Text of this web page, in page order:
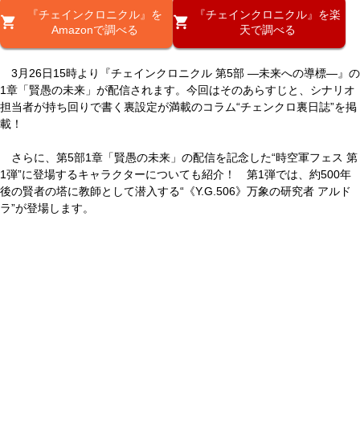
『チェインクロニクル』を
Amazonで調べる
『チェインクロニクル』を楽
天で調べる
3月26日15時より『チェインクロニクル 第5部 ―未来への導標―』の
1章「賢愚の未来」が配信されます。今回はそのあらすじと、シナリオ
担当者が持ち回りで書く裏設定が満載のコラム“チェンクロ裏日誌”を掲
載！
さらに、第5部1章「賢愚の未来」の配信を記念した“時空軍フェス 第
1弾”に登場するキャラクターについても紹介！ 第1弾では、約500年
後の賢者の塔に教師として潜入する“《Y.G.506》万象の研究者 アルド
ラ”が登場します。